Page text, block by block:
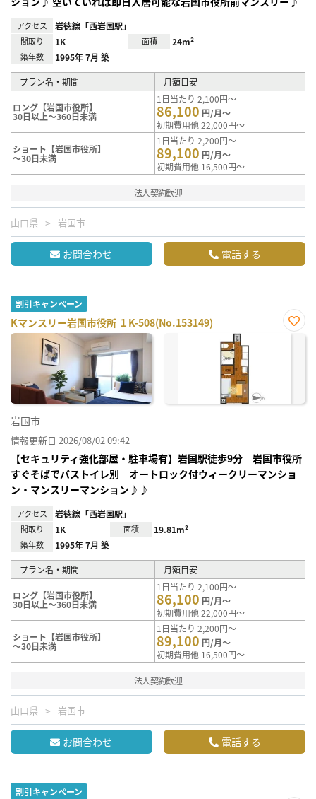
アクセス 岩徳線「西岩国駅」
間取り 1K 面積 24m²
築年数 1995年 7月 築
プラン名・期間 月額目安
ロング【岩国市役所】
30日以上～360日未満
1日当たり 2,100円～
86,100 円/月～
初期費用他 22,000円～
ショート【岩国市役所】
～30日未満
1日当たり 2,200円～
89,100 円/月～
初期費用他 16,500円～
法人契約歓迎
山口県 岩国市
お問合わせ 電話する
割引キャンペーン
Kマンスリー岩国市役所 １K-508(No.153149)
お気
岩国市
情報更新日 2026/08/02 09:42
【セキュリティ強化部屋・駐車場有】岩国駅徒歩9分 岩国市役所
すぐそばでバストイレ別 オートロック付ウィークリーマンショ
ン・マンスリーマンション♪♪
アクセス 岩徳線「西岩国駅」
間取り 1K 面積 19.81m²
築年数 1995年 7月 築
プラン名・期間 月額目安
ロング【岩国市役所】
30日以上～360日未満
1日当たり 2,100円～
86,100 円/月～
初期費用他 22,000円～
ショート【岩国市役所】
～30日未満
1日当たり 2,200円～
89,100 円/月～
初期費用他 16,500円～
法人契約歓迎
山口県 岩国市
お問合わせ 電話する
割引キャンペーン